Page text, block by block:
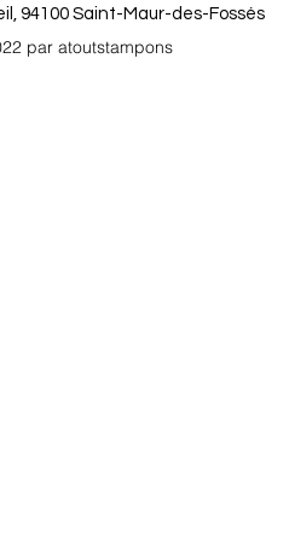
94100 Saint-Maur-des-Fossés
par atoutstampons